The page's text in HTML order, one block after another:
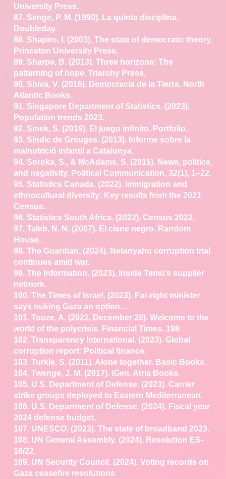
University Press.
87. Senge, P. M. (1990). La quinta disciplina.
Doubleday.
88. Shapiro, I. (2003). The state of democratic theory.
Princeton University Press.
89. Sharpe, B. (2013). Three horizons: The
patterning of hope. Triarchy Press.
90. Shiva, V. (2016). Democracia de la Tierra. North
Atlantic Books.
91. Singapore Department of Statistics. (2023).
Population trends 2023.
92. Sinek, S. (2019). El juego infinito. Portfolio.
93. Síndic de Greuges. (2013). Informe sobre la
malnutrició infantil a Catalunya.
94. Soroka, S., & McAdams, S. (2015). News, politics,
and negativity. Political Communication, 32(1), 1–22.
95. Statistics Canada. (2022). Immigration and
ethnocultural diversity: Key results from the 2021
Census.
96. Statistics South Africa. (2022). Census 2022.
97. Taleb, N. N. (2007). El cisne negro. Random
House.
98. The Guardian. (2024). Netanyahu corruption trial
continues amid war.
99. The Information. (2023). Inside Temu’s supplier
network.
100. The Times of Israel. (2023). Far-right minister
says nuking Gaza an option…
101. Tooze, A. (2022, December 28). Welcome to the
world ofthe polycrisis. Financial Times. 198
102. Transparency International. (2023). Global
corruption report: Political finance.
103. Turkle, S. (2011). Alone together. Basic Books.
104. Twenge, J. M. (2017). iGen. Atria Books.
105. U.S. Department of Defense. (2023). Carrier
strike groups deployed to Eastern Mediterranean.
106. U.S. Department of Defense. (2024). Fiscal year
2024 defense budget.
107. UNESCO. (2023). The state of broadband 2023.
108. UN General Assembly. (2024). Resolution ES-
10/22.
109. UN Security Council. (2024). Voting records on
Gaza ceasefire resolutions.